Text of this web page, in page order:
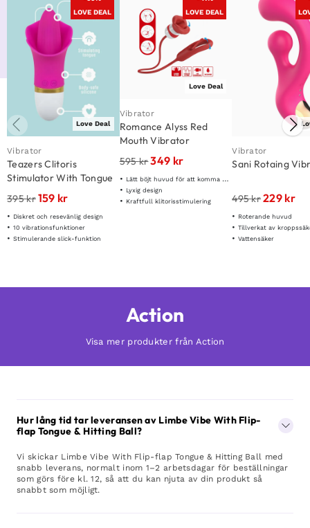
LOVE DEAL
Love Deal
Vibrator
Teazers Clitoris
Stimulator With Tongue
395kr159 kr
Diskret och resevänlig design
10 vibrationsfunktioner
Stimulerande slick-funktion
LOVE DEAL
Love Deal
Vibrator
Romance Alyss Red
Mouth Vibrator
595kr349 kr
Lätt böjt huvud för att komma åt de rätta punkterna
Lyxig design
Kraftfull klitorisstimulering
Vibrator
Sani Rotaing
495kr229 kr
Roterande huvud
Tillverkat av
Vattensäker
Action
Visa mer produkter från Action
Hur lång tid tar leveransen av Limbe Vibe With Flip-
flap Tongue & Hitting Ball?
Vi skickar Limbe Vibe With Flip-flap Tongue & Hitting Ball med
snabb leverans, normalt inom 1–2 arbetsdagar för beställningar
som görs före kl. 12, så att du kan njuta av din produkt så
snabbt som möjligt.